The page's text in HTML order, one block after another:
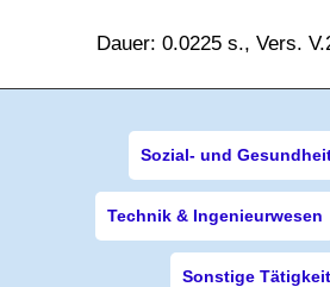
Dauer: 0.0225 s., Vers.
Sozial- und
Technik & Ingenieurwesen
Sonstige